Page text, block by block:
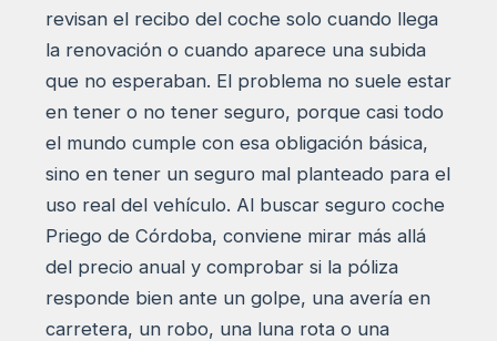
revisan el recibo del coche solo cuando llega
la renovación o cuando aparece una subida
que no esperaban. El problema no suele estar
en tener o no tener seguro, porque casi todo
el mundo cumple con esa obligación básica,
sino en tener un seguro mal planteado para el
uso real del vehículo. Al buscar seguro coche
Priego de Córdoba, conviene mirar más allá
del precio anual y comprobar si la póliza
responde bien ante un golpe, una avería en
carretera, un robo, una luna rota o una